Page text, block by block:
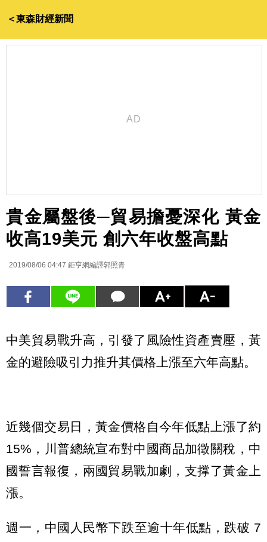
＜東森財經新聞
貴金屬盤後─貿易擔憂深化 黃金
收高19美元 創六年收盤高點
2019/08/06 04:47 鉅亨網編譯郭照青
中美貿易戰升高，引發了風險性資產賣壓，黃
金的避險吸引力推升其價格上漲至六年高點。
近幾個交易日，黃金價格自今年低點上漲了約
15%，川普總統宣布對中國商品加徵關稅，中
國誓言報復，兩國貿易戰加劇，支撑了黃金上
漲。
週一，中國人民幣下跌至逾十年低點，跌破 7